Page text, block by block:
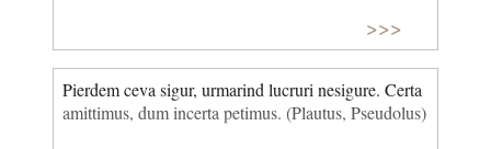
>>>
Pierdem ceva sigur, urmarind lucruri nesigure. Certa
amittimus, dum incerta petimus. (Plautus, Pseudolus)